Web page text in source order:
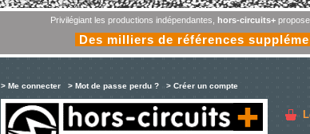
Privilégiant les productions indépendantes, hors-circuits+propose
Des milliers de références
> Me connecter > Mot de passe perdu ? > Créer un compte